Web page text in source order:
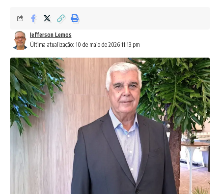
Última atualização: 10 de maio de 2026 11:13 pm
Jefferson Lemos